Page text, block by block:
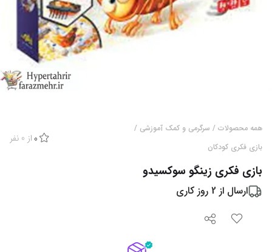
همه محصولات / سرگرمی و کمک آموزشی /
بازی فکری کودکان
0 از 0 نفر
بازی فکری زینگو سوکسیدو
ارسال از 2 روز کاری